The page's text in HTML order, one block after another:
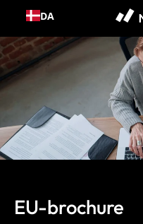
Gå til
indhold
DA
EU-brochure